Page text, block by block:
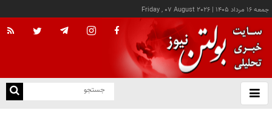
جمعه ۱۶ مرداد ۱۴۰۵ |
Friday , 07 August 2026
باز
و